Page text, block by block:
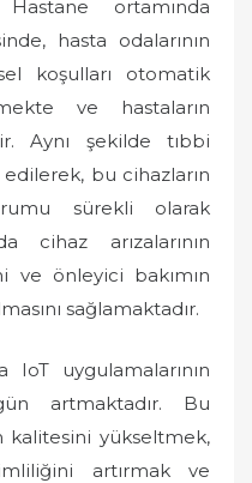
ortamında
hasta odalarının
koşulları otomatik
ve hastaların
Aynı şekilde tıbbi
bu cihazların
sürekli olarak
cihaz arızalarının
ve önleyici bakımın
sağlamaktadır.
IoT uygulamalarının
artmaktadır. Bu
kalitesini yükseltmek,
artırmak ve